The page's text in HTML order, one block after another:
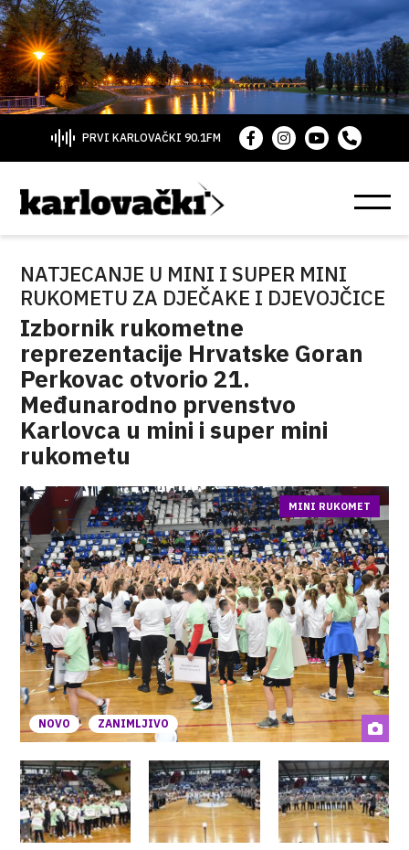
PRVI KARLOVAČKI 90.1FM
NATJECANJE U MINI I SUPER MINI
RUKOMETU ZA DJEČAKE I DJEVOJČICE
Izbornik rukometne
reprezentacije Hrvatske Goran
Perkovac otvorio 21.
Međunarodno prvenstvo
Karlovca u mini i super mini
rukometu
NOVO ZANIMLJIVO
MINI RUKOMET